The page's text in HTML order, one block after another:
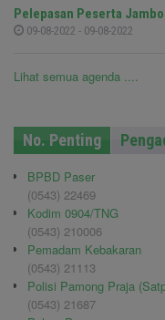
Pelepasan Peserta
09-08-2022 - 09-08-2022
Lihat semua agenda ....
No. Penting
BPBD Paser
(0543) 22469
Kodim 0904/TNG
(0543) 210006
Pemadam Kebakaran
(0543) 21113
Polisi Pamong Praja
(0543) 21687